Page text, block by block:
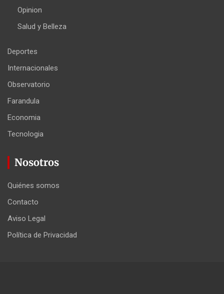
Opinion
Salud y Belleza
Deportes
Internacionales
Observatorio
Farandula
Economia
Tecnologia
Nosotros
Quiénes somos
Contacto
Aviso Legal
Política de Privacidad